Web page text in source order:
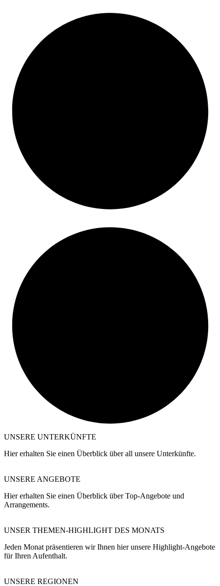
UNSERE UNTERKÜNFTE
Hier erhalten Sie einen Überblick über all unsere Unterkünfte.
UNSERE ANGEBOTE
Hier erhalten Sie einen Überblick über Top-Angebote und
Arrangements.
UNSER THEMEN-HIGHLIGHT DES MONATS
Jeden Monat präsentieren wir Ihnen hier unsere Highlight-Angebote
für Ihren Aufenthalt.
UNSERE REGIONEN